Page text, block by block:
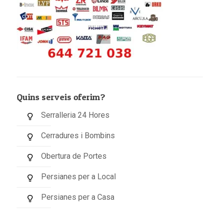
Quins serveis oferim?
Serralleria 24 Hores
Cerradures i Bombins
Obertura de Portes
Persianes per a Local
Persianes per a Casa